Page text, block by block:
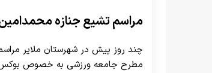
مراسم تشیع جنازه
چند روز پیش در شهرستان ملایر
مطرح جامعه ورزشی به خصوص بوکس